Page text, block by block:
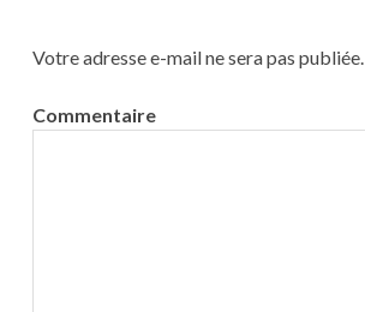
Votre adresse e-mail ne sera pas publiée.
Commentaire